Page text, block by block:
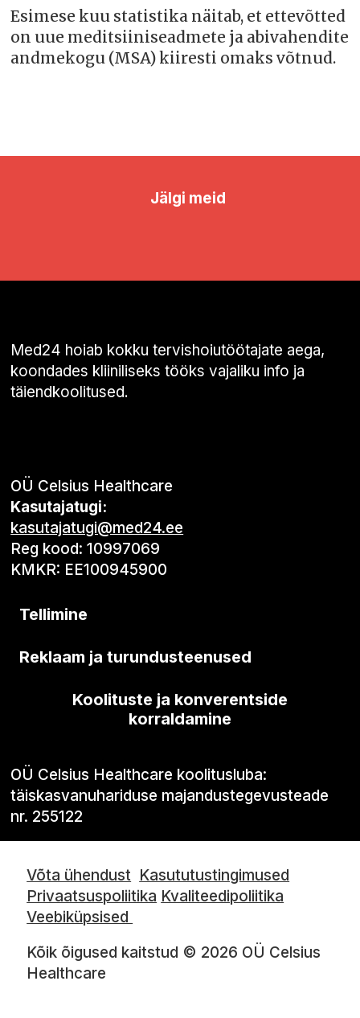
Esimese kuu statistika näitab, et ettevõtted
on uue meditsiiniseadmete ja abivahendite
andmekogu (MSA) kiiresti omaks võtnud.
Jälgi meid
Med24 hoiab kokku tervishoiutöötajate aega,
koondades kliiniliseks tööks vajaliku info ja
täiendkoolitused.
OÜ Celsius Healthcare
Kasutajatugi:
kasutajatugi@med24.ee
Reg kood: 10997069
KMKR: EE100945900
Tellimine
Reklaam ja turundusteenused
Koolituste ja konverentside
korraldamine
OÜ Celsius Healthcare koolitusluba:
täiskasvanuhariduse majandustegevusteade
nr. 255122
Võta ühendust Kasututustingimused
Privaatsuspoliitika Kvaliteedipoliitika
Veebiküpsised
Kõik õigused kaitstud © 2026 OÜ Celsius
Healthcare